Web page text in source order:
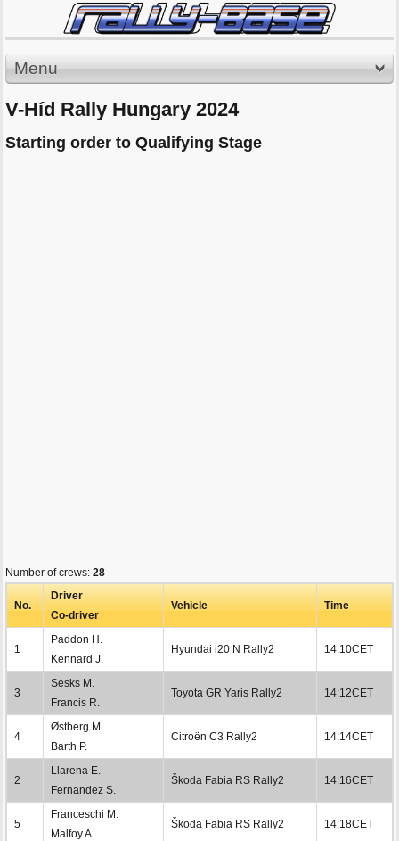
Menu
V-Híd Rally Hungary 2024
Starting order to Qualifying Stage
Number of crews: 28
No.
Driver
Co-driver
Vehicle Time
1
Paddon H.
Kennard J.
Hyundai i20 N Rally2 14:10CET
3
Sesks M.
Francis R.
Toyota GR Yaris Rally2 14:12CET
4
Østberg M.
Barth P.
Citroën C3 Rally2 14:14CET
2
Llarena E.
Fernandez S.
Škoda Fabia RS Rally2 14:16CET
5
Franceschi M.
Malfoy A.
Škoda Fabia RS Rally2 14:18CET